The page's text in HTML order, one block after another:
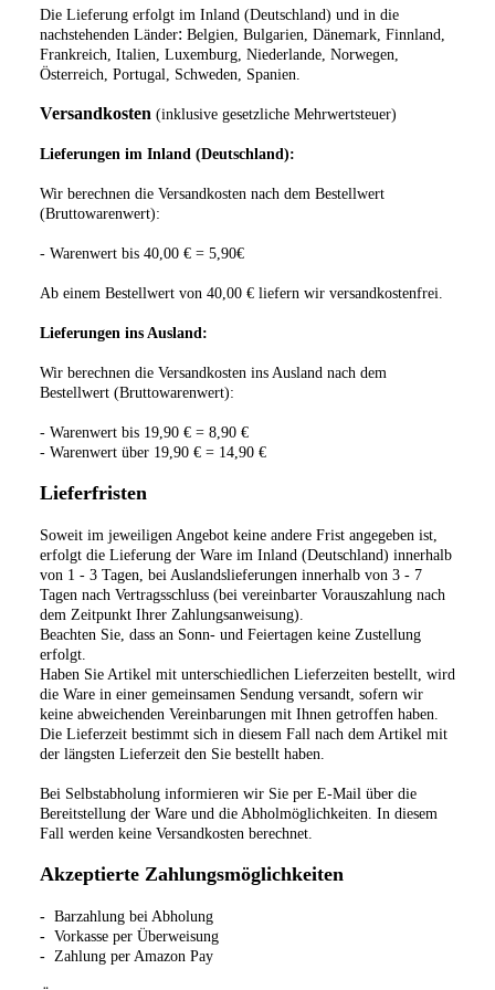
Die Lieferung erfolgt im Inland (Deutschland) und in die
nachstehenden Länder: Belgien, Bulgarien, Dänemark, Finnland,
Frankreich, Italien, Luxemburg, Niederlande, Norwegen,
Österreich, Portugal, Schweden, Spanien.
Versandkosten (inklusive gesetzliche Mehrwertsteuer)
Lieferungen im Inland (Deutschland):
Wir berechnen die Versandkosten nach dem Bestellwert
(Bruttowarenwert):
- Warenwert bis 40,00 € = 5,90€
Ab einem Bestellwert von 40,00 € liefern wir versandkostenfrei.
Lieferungen ins Ausland:
Wir berechnen die Versandkosten ins Ausland nach dem
Bestellwert (Bruttowarenwert):
- Warenwert bis 19,90 € = 8,90 €
- Warenwert über 19,90 € = 14,90 €
Lieferfristen
Soweit im jeweiligen Angebot keine andere Frist angegeben ist,
erfolgt die Lieferung der Ware im Inland (Deutschland) innerhalb
von 1 - 3 Tagen, bei Auslandslieferungen innerhalb von 3 - 7
Tagen nach Vertragsschluss (bei vereinbarter Vorauszahlung nach
dem Zeitpunkt Ihrer Zahlungsanweisung).
Beachten Sie, dass an Sonn- und Feiertagen keine Zustellung
erfolgt.
Haben Sie Artikel mit unterschiedlichen Lieferzeiten bestellt, wird
die Ware in einer gemeinsamen Sendung versandt, sofern wir
keine abweichenden Vereinbarungen mit Ihnen getroffen haben.
Die Lieferzeit bestimmt sich in diesem Fall nach dem Artikel mit
der längsten Lieferzeit den Sie bestellt haben.
Bei Selbstabholung informieren wir Sie per E-Mail über die
Bereitstellung der Ware und die Abholmöglichkeiten. In diesem
Fall werden keine Versandkosten berechnet.
Akzeptierte Zahlungsmöglichkeiten
- Barzahlung bei Abholung
- Vorkasse per Überweisung
- Zahlung per Amazon Pay